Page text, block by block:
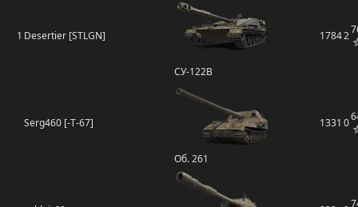
1 Desertier [STLGN]
СУ-122В
17842
Serg460 [-T-67]
Об. 261
1331 0